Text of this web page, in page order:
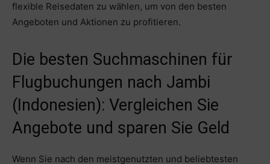
flexible Reisedaten zu wählen, um von den besten
Angeboten und Aktionen zu profitieren.
Die besten Suchmaschinen für
Flugbuchungen nach Jambi
(Indonesien): Vergleichen Sie
Angebote und sparen Sie Geld
Wenn Sie nach den meistgenutzten und beliebtesten